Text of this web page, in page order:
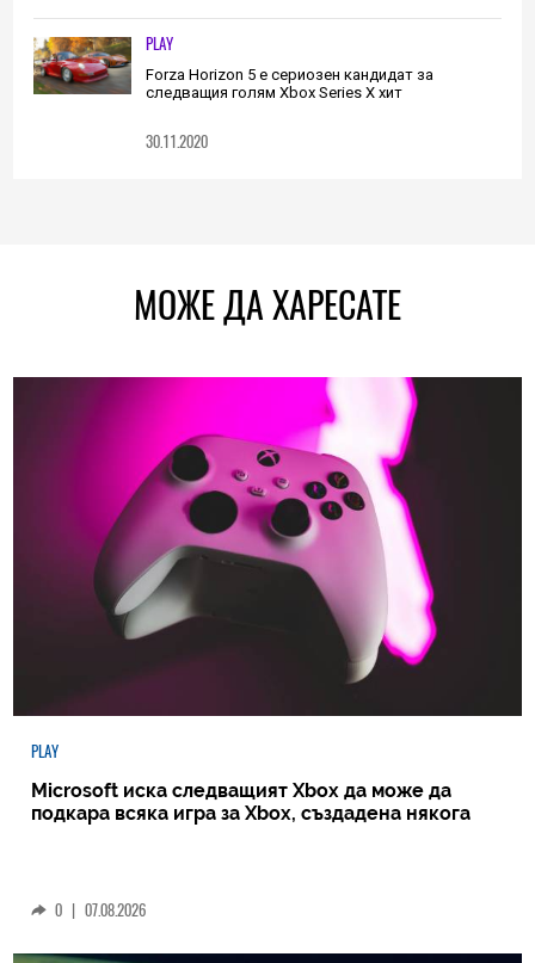
PLAY
Forza Horizon 5 е сериозен кандидат за
следващия голям Xbox Series X хит
30.11.2020
МОЖЕ ДА ХАРЕСАТЕ
PLAY
Microsoft иска следващият Xbox да може да
подкара всяка игра за Xbox, създадена някога
0 | 07.08.2026